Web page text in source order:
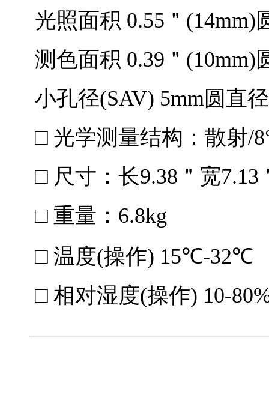
光照面积 0.55＂(14mm)
测色面积 0.39＂(10mm)
小孔径(SAV) 5mm圆直径
□ 光学测量结构：散射/
□ 尺寸：长9.38＂宽7.13
□ 重量：6.8kg
□ 温度(操作) 15℃-32℃
□ 相对湿度(操作) 10-